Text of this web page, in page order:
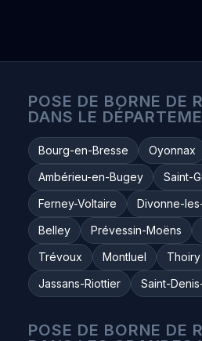
POSE DE BORNE DE
DANS LE
Bourg-en-Bresse Oyonnax
Ambérieu-en-Bugey
Saint-
Ferney-Voltaire
Divonne-
Belley
Prévessin-Moëns
Trévoux
Montluel Thoiry
Jassans-Riottier
Saint-
POSE DE BORNE DE